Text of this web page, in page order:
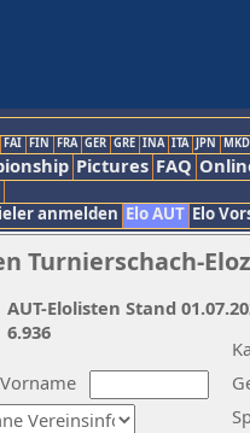
FAI FIN FRA GER GRE INA ITA JPN MKD
Pictures FAQ
anmelden Elo AUT Elo
Turnierschach-
Vorname
AUT-Elolisten Stand
6.936